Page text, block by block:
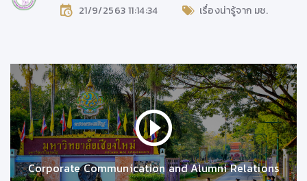
21/9/2563 11:14:34 เรื่องน่ารู้จาก มช.
Corporate Communication and Alumni Relations